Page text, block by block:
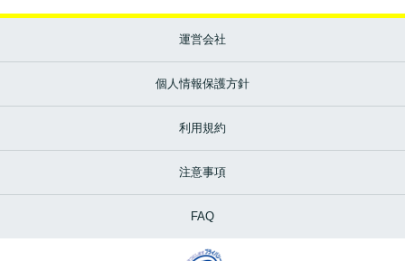
運営会社
個人情報保護方針
利用規約
注意事項
FAQ